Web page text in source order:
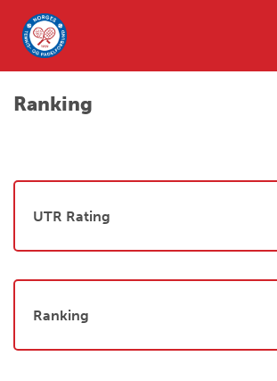
Ranking
UTR Rating
Ranking